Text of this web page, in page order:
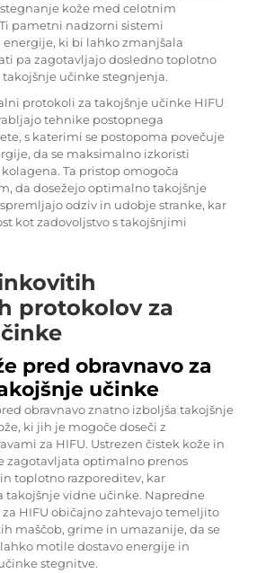
kože med celotnim
pametni nadzorni sistemi
ki bi lahko zmanjšala
pa zagotavljajo dosledno toplotno
takojšnje učinke stegnjenja.
protokoli za takojšnje učinke HIFU
tehnike postopnega
s katerimi se postopoma povečuje
da se maksimalno izkoristi
Ta pristop omogoča
da dosežejo optimalno takojšnje
odziv in udobje stranke, kar
kot zadovoljstvo s takojšnjimi
protokolov za
pred obravnavo za
učinke
obravnavo znatno izboljša takojšnje
ki jih je mogoče doseči z
za HIFU. Ustrezen čistek kože in
zagotavljata optimalno prenos
toplotno razporeditev, kar
takojšnje vidne učinke. Napredne
HIFU običajno zahtevajo temeljito
maščob, grime in umazanije, da se
motile dostavo energije in
stegnitve.